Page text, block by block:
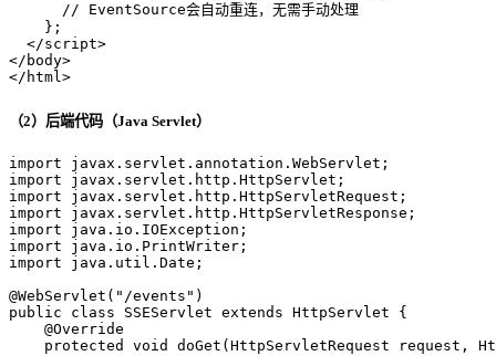
// EventSource会自动重连，无需手动处理
    };
</script>
</ body>
</ html>
（2）后端代码（Java Servlet）
import
import
import
import
import
import
import java.util.Date;
@WebServlet("/events")
public
class SSEServlet extends HttpServlet {
@Override
protected
void doGet (HttpServletRequest request,